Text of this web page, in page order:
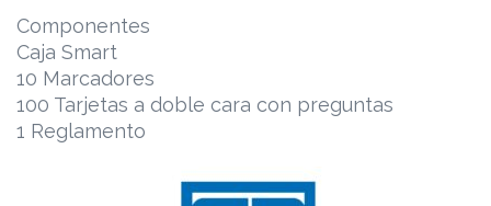
Componentes
Caja Smart
10 Marcadores
100 Tarjetas a doble cara con preguntas
1 Reglamento